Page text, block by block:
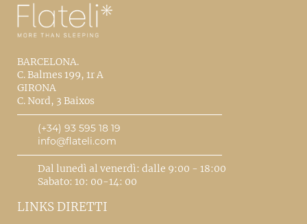
BARCELONA.
C. Balmes 199, 1r A
GIRONA
C. Nord, 3 Baixos
(+34) 93 595 18 19
info@flateli.com
Dal lunedì al venerdì: dalle 9:00 - 18:00
Sabato: 10: 00-14: 00
LINKS DIRETTI